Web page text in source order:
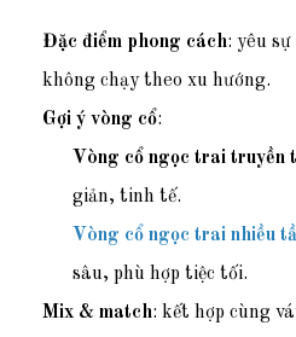
Đặc điểm phong cách: yêu
không chạy theo xu hướng.
Gợi ý vòng cổ:
Vòng cổ ngọc trai truyền
giản, tinh tế.
Vòng cổ ngọc trai nhiều
sâu, phù hợp tiệc tối.
Mix & match: kết hợp cùng